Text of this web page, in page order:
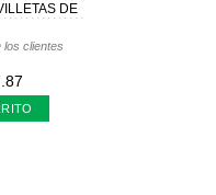
DE
los clientes